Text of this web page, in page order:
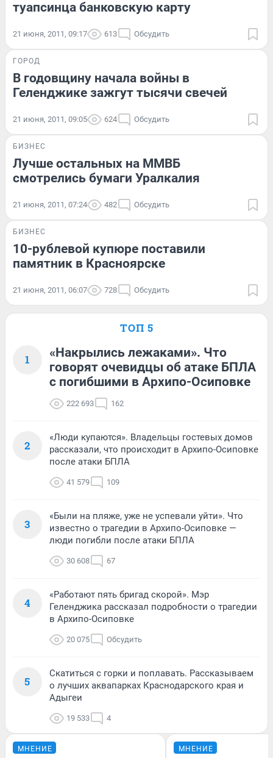
туапсинца банковскую карту
21 июня, 2011, 09:17 613 Обсудить
ГОРОД
В годовщину начала войны в
Геленджике зажгут тысячи свечей
21 июня, 2011, 09:05 624 Обсудить
БИЗНЕС
Лучше остальных на ММВБ
смотрелись бумаги Уралкалия
21 июня, 2011, 07:24 482 Обсудить
БИЗНЕС
10-рублевой купюре поставили
памятник в Красноярске
21 июня, 2011, 06:07 728 Обсудить
ТОП 5
1
«Накрылись лежаками». Что
говорят очевидцы об атаке БПЛА
с погибшими в Архипо-Осиповке
222 693 162
2
«Люди купаются». Владельцы гостевых домов
рассказали, что происходит в Архипо-Осиповке
после атаки БПЛА
41 579 109
3
«Были на пляже, уже не успевали уйти». Что
известно о трагедии в Архипо-Осиповке —
люди погибли после атаки БПЛА
30 608 67
4
«Работают пять бригад скорой». Мэр
Геленджика рассказал подробности о трагедии
в Архипо-Осиповке
20 075 Обсудить
5
Скатиться с горки и поплавать. Рассказываем
о лучших аквапарках Краснодарского края и
Адыгеи
19 533 4
МНЕНИЕ МНЕНИЕ